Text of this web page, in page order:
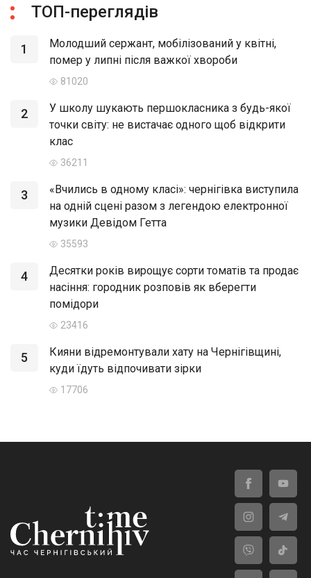
ТОП-переглядів
1
Молодший сержант, мобілізований у квітні,
помер у липні після важкої хвороби
81020
2
У школу шукають першокласника з будь-якої
точки світу: не вистачає одного щоб відкрити
клас
36211
3
«Вчились в одному класі»: чернігівка виступила
на одній сцені разом з легендою електронної
музики Девідом Гетта
35593
4
Десятки років вирощує сорти томатів та продає
насіння: городник розповів як вберегти
помідори
23416
5
Кияни відремонтували хату на Чернігівщині,
куди їдуть відпочивати зірки
17706